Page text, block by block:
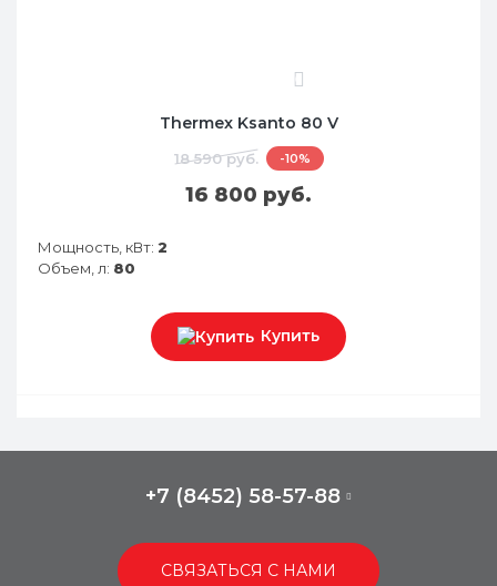
Thermex Ksanto 80 V
18 590 руб. -10%
16 800 руб.
Мощность, кВт: 2
Объем, л: 80
Купить
+7 (8452) 58-57-88
СВЯЗАТЬСЯ С НАМИ